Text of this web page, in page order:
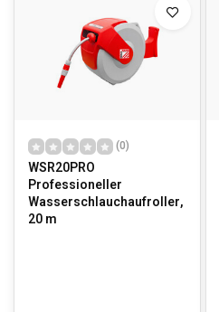
(0)
WSR20PRO
Professioneller
Wasserschlauchaufroller,
20 m